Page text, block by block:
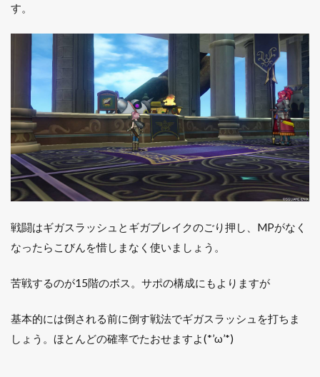
す。
戦闘はギガスラッシュとギガブレイクのごり押し、MPがなく
なったらこびんを惜しまなく使いましょう。
苦戦するのが15階のボス。サポの構成にもよりますが
基本的には倒される前に倒す戦法でギガスラッシュを打ちま
しょう。ほとんどの確率でたおせますよ(*’ω’*)